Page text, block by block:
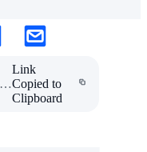
https://www.liferay.com/de/resources/case-studies/lenovo
Link
Copied to
Clipboard